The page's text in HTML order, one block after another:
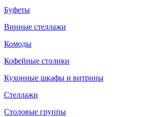
Буфеты
Винные стеллажи
Комоды
Кофейные столики
Кухонные шкафы и витрины
Стеллажи
Столовые группы